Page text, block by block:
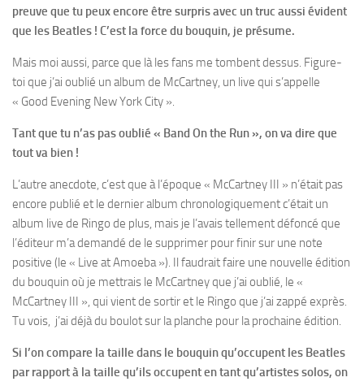
preuve que tu peux encore être surpris avec un truc aussi évident
que les Beatles ! C’est la force du bouquin, je présume.
Mais moi aussi, parce que là les fans me tombent dessus. Figure-
toi que j’ai oublié un album de McCartney, un live qui s’appelle
« Good Evening New York City ».
Tant que tu n’as pas oublié « Band On the Run », on va dire que
tout va bien !
L’autre anecdote, c’est que à l’époque « McCartney III » n’était pas
encore publié et le dernier album chronologiquement c’était un
album live de Ringo de plus, mais je l’avais tellement défoncé que
l’éditeur m’a demandé de le supprimer pour finir sur une note
positive (le « Live at Amoeba »). Il faudrait faire une nouvelle édition
du bouquin où je mettrais le McCartney que j’ai oublié, le «
McCartney III », qui vient de sortir et le Ringo que j’ai zappé exprès.
Tu vois, j’ai déjà du boulot sur la planche pour la prochaine édition.
Si l’on compare la taille dans le bouquin qu’occupent les Beatles
par rapport à la taille qu’ils occupent en tant qu’artistes solos, on